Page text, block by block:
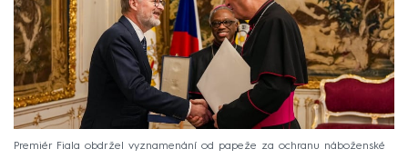
Premiér Fiala obdržel vyznamenání od papeže za ochranu náboženské